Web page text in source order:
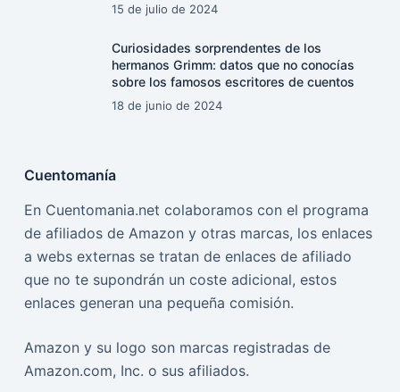
15 de julio de 2024
Curiosidades sorprendentes de los
hermanos Grimm: datos que no conocías
sobre los famosos escritores de cuentos
18 de junio de 2024
Cuentomanía
En Cuentomania.net colaboramos con el programa
de afiliados de Amazon y otras marcas, los enlaces
a webs externas se tratan de enlaces de afiliado
que no te supondrán un coste adicional, estos
enlaces generan una pequeña comisión.
Amazon y su logo son marcas registradas de
Amazon.com, Inc. o sus afiliados.